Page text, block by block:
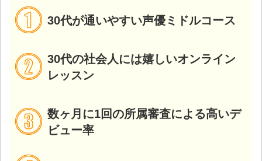
30代が通いやすい声優ミドルコース
30代の社会人には嬉しいオンライン
レッスン
数ヶ月に1回の所属審査による高いデ
ビュー率